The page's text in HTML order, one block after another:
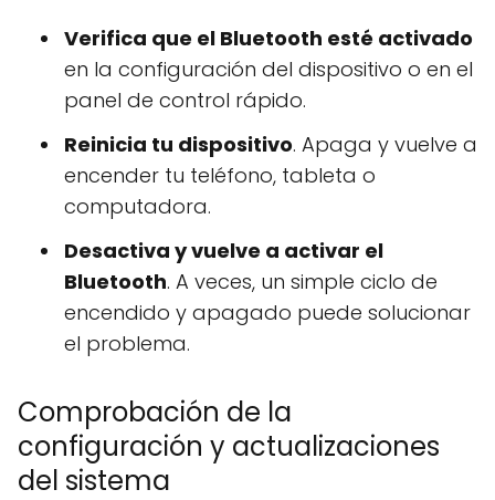
Verifica que el Bluetooth esté activado
en la configuración del dispositivo o en el
panel de control rápido.
Reinicia tu dispositivo. Apaga y vuelve a
encender tu teléfono, tableta o
computadora.
Desactiva y vuelve a activar el
Bluetooth. A veces, un simple ciclo de
encendido y apagado puede solucionar
el problema.
Comprobación de la
configuración y actualizaciones
del sistema